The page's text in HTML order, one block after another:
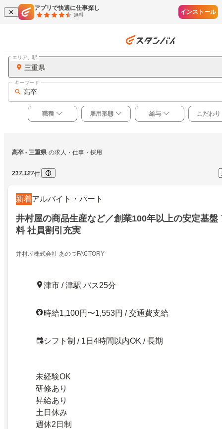
アプリで快適に仕事探し
無料 インストール
三重県
エリア、駅
高卒
キーワード
職種 雇用形態 給与 こだわり
高卒 - 三重県 の求人・仕事・採用
217,127件
新着アルバイト・パート
井村屋の商品生産など／創業100年以上の安定基盤
料 社員割引充実
井村屋株式会社 あのつFACTORY
津市 / 津駅 バス25分
時給1,100円〜1,553円 / 交通費支給
シフト制 / 1日4時間以内OK / 長期
未経験OK
研修あり
昇給あり
土日休み
週休2日制